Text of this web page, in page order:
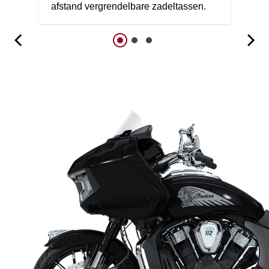
afstand vergrendelbare zadeltassen.